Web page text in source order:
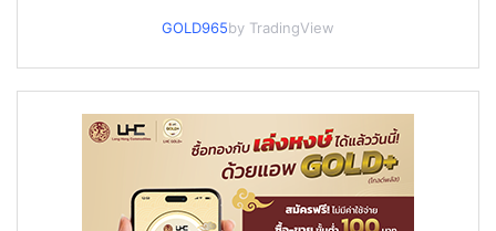
GOLD965by TradingView